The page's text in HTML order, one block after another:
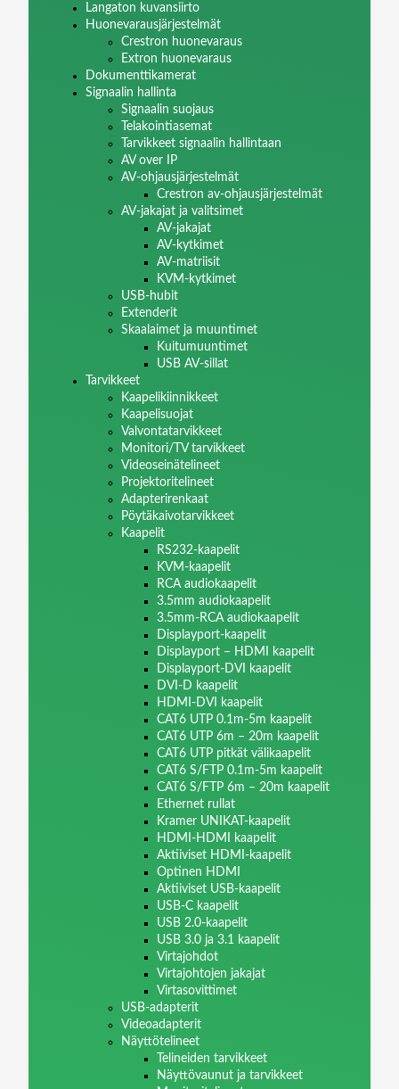
Langaton kuvansiirto
Huonevarausjärjestelmät
Crestron huonevaraus
Extron huonevaraus
Dokumenttikamerat
Signaalin hallinta
Signaalin suojaus
Telakointiasemat
Tarvikkeet signaalin hallintaan
AV over IP
AV-ohjausjärjestelmät
Crestron av-ohjausjärjestelmät
AV-jakajat ja valitsimet
AV-jakajat
AV-kytkimet
AV-matriisit
KVM-kytkimet
USB-hubit
Extenderit
Skaalaimet ja muuntimet
Kuitumuuntimet
USB AV-sillat
Tarvikkeet
Kaapelikiinnikkeet
Kaapelisuojat
Valvontatarvikkeet
Monitori/TV tarvikkeet
Videoseinätelineet
Projektoritelineet
Adapterirenkaat
Pöytäkaivotarvikkeet
Kaapelit
RS232-kaapelit
KVM-kaapelit
RCA audiokaapelit
3.5mm audiokaapelit
3.5mm-RCA audiokaapelit
Displayport-kaapelit
Displayport – HDMI kaapelit
Displayport-DVI kaapelit
DVI-D kaapelit
HDMI-DVI kaapelit
CAT6 UTP 0.1m-5m kaapelit
CAT6 UTP 6m – 20m kaapelit
CAT6 UTP pitkät välikaapelit
CAT6 S/FTP 0.1m-5m kaapelit
CAT6 S/FTP 6m – 20m kaapelit
Ethernet rullat
Kramer UNIKAT-kaapelit
HDMI-HDMI kaapelit
Aktiiviset HDMI-kaapelit
Optinen HDMI
Aktiiviset USB-kaapelit
USB-C kaapelit
USB 2.0-kaapelit
USB 3.0 ja 3.1 kaapelit
Virtajohdot
Virtajohtojen jakajat
Virtasovittimet
USB-adapterit
Videoadapterit
Näyttötelineet
Telineiden tarvikkeet
Näyttövaunut ja tarvikkeet